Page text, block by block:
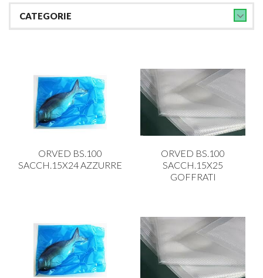
CATEGORIE
ACCESSORI TAVOLA
ACCESSORI VETRO
BAGNO
BILANCE
CAFFETTERIA E RICAMBI
CALICI E BICCHIERI
CAMPEGGIO E GIARDINO
ORVED BS.100
SACCH.15X24 AZZURRE
ORVED BS.100
SACCH.15X25
GOFFRATI